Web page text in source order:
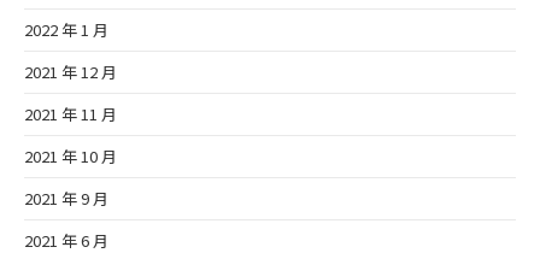
2022 年 1 月
2021 年 12 月
2021 年 11 月
2021 年 10 月
2021 年 9 月
2021 年 6 月